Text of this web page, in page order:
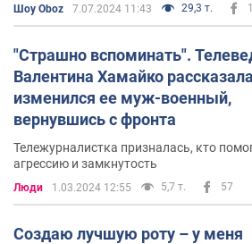
Шоу Oboz 7.07.2024 11:43 29,3 т.
"Страшно вспоминать".
Валентина Хамайко
изменился ее муж-военный,
вернувшись с фронта
Тележурналистка призналась, кто
агрессию и замкнутость
Люди 1.03.2024 12:55 5,7 т. 57
Создаю лучшую роту – у меня